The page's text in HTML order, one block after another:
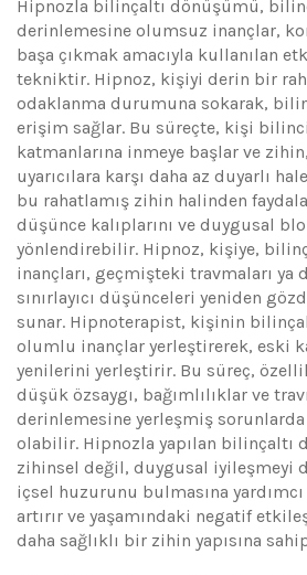
Hipnozla bilinçaltı dönüşümü,
derinlemesine olumsuz inançlar,
başa çıkmak amacıyla kullanılan
tekniktir. Hipnoz, kişiyi derin bir
odaklanma durumuna sokarak,
erişim sağlar. Bu süreçte, kişi
katmanlarına inmeye başlar ve
uyarıcılara karşı daha az duyarlı
bu rahatlamış zihin halinden
düşünce kalıplarını ve duygusal
yönlendirebilir. Hipnoz, kişiye,
inançları, geçmişteki travmaları ya
sınırlayıcı düşünceleri yeniden
sunar. Hipnoterapist, kişinin
olumlu inançlar yerleştirerek, eski
yenilerini yerleştirir. Bu süreç,
düşük özsaygı, bağımlılıklar ve
derinlemesine yerleşmiş
olabilir. Hipnozla yapılan bilinçaltı
zihinsel değil, duygusal iyileşmeyi
içsel huzurunu bulmasına
artırır ve yaşamındaki negatif
daha sağlıklı bir zihin yapısına